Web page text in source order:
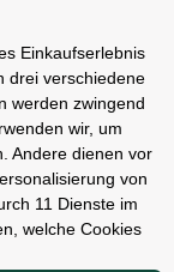
Einkaufserlebnis
drei verschiedene
werden zwingend
wir, um
Andere dienen vor
von
11 Dienste im
welche Cookies